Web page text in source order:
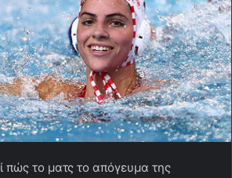
πώς το ματς το απόγευμα της